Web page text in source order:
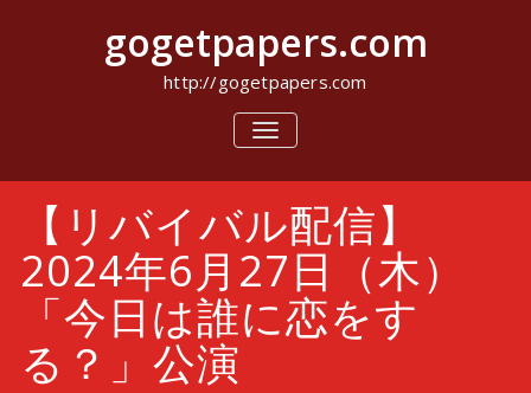
キ
gogetpapers.com
http://gogetpapers.com
ナ
ビ
シ
ョ
ン
を
切
り
替
【リバイバル配信】
2024年6月27日（木）
「今日は誰に恋をす
る？」公演